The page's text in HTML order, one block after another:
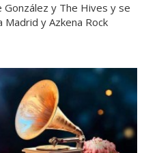
y The Hives y se
y Azkena Rock